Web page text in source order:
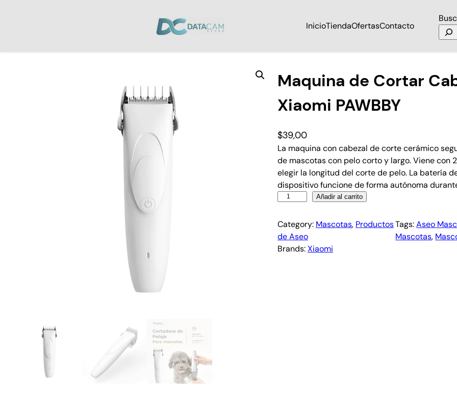
InicioTiendaOfertasContacto
Maquina de Cortar
Xiaomi PAWBBY
$39,00
La maquina con cabezal de corte cerámico
de mascotas con pelo corto y largo. Viene con
elegir la longitud del corte de pelo. La batería
dispositivo funcione de forma autónoma
Añadir al carrito
Category: Mascotas, Productos
de Aseo
Tags:Aseo
Mascotas,
Brands:Xiaomi